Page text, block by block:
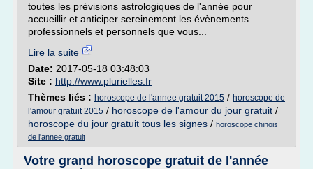
toutes les prévisions astrologiques de l'année pour
accueillir et anticiper sereinement les évènements
professionnels et personnels que vous...
Lire la suite
Date: 2017-05-18 03:48:03
Site : http://www.plurielles.fr
Thèmes liés : horoscope de l'annee gratuit 2015 / horoscope de
l'amour gratuit 2015 / horoscope de l'amour du jour gratuit /
horoscope du jour gratuit tous les signes / horoscope chinois
de l'annee gratuit
Votre grand horoscope gratuit de l'année